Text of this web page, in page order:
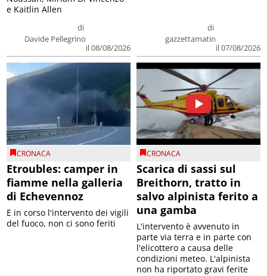
di
Davide Pellegrino
il 08/08/2026
e Kaitlin Allen
di
gazzettamatin
il 07/08/2026
CRONACA
Etroubles: camper in
fiamme nella galleria
di Echevennoz
E in corso l'intervento dei vigili
del fuoco, non ci sono feriti
CRONACA
Scarica di sassi sul
Breithorn, tratto in
salvo alpinista ferito a
una gamba
L'intervento è avvenuto in
parte via terra e in parte con
l'elicottero a causa delle
condizioni meteo. L'alpinista
non ha riportato gravi ferite